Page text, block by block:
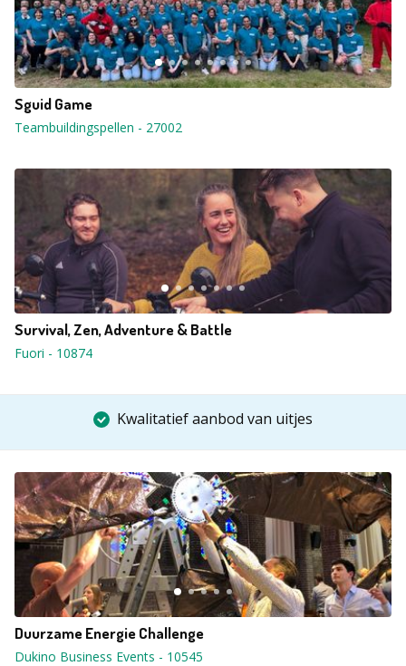
Sguid Game
Teambuildingspellen - 27002
Survival, Zen, Adventure & Battle
Fuori - 10874
Kwalitatief aanbod van uitjes
Duurzame Energie Challenge
Dukino Business Events - 10545